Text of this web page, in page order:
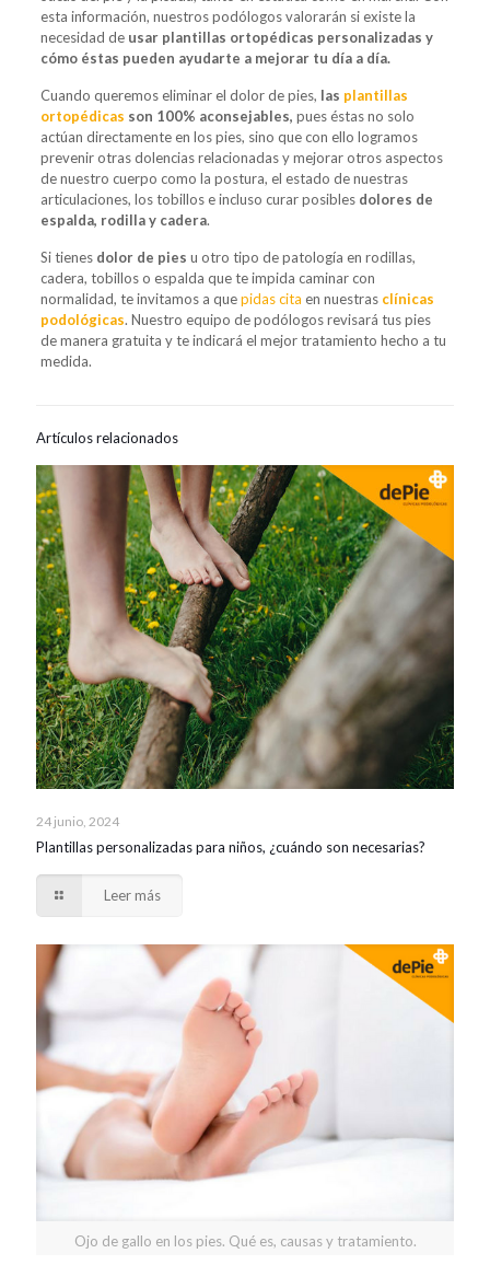
esta información, nuestros podólogos valorarán si existe la
necesidad de usar plantillas ortopédicas personalizadas y
cómo éstas pueden ayudarte a mejorar tu día a día.
Cuando queremos eliminar el dolor de pies, las plantillas
ortopédicas son 100% aconsejables, pues éstas no solo
actúan directamente en los pies, sino que con ello logramos
prevenir otras dolencias relacionadas y mejorar otros aspectos
de nuestro cuerpo como la postura, el estado de nuestras
articulaciones, los tobillos e incluso curar posibles dolores de
espalda, rodilla y cadera.
Si tienes dolor de pies u otro tipo de patología en rodillas,
cadera, tobillos o espalda que te impida caminar con
normalidad, te invitamos a quepidas cita en nuestras clínicas
podológicas. Nuestro equipo de podólogos revisará tus pies
de manera gratuita y te indicará el mejor tratamiento hecho a tu
medida.
Artículos relacionados
24 junio, 2024
Plantillas personalizadas para niños, ¿cuándo son necesarias?
Leer más
Ojo de gallo en los pies. Qué es, causas y tratamiento.